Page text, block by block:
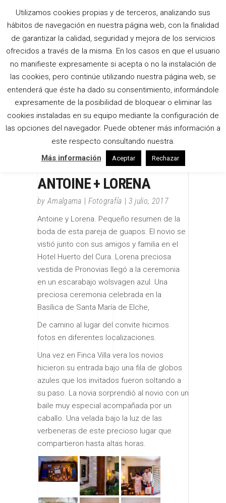
ANTOINE + LORENA
byAmalgama Fotografía 3 julio, 2017
Antoine y Lorena. Pequeño resumen de la
boda de esta pareja de guapos. El novio se
vistió junto con sus amigos y familia en el
Hotel Huerto del Cura. Lorena preciosa
vestida de Pronovias llegó a la ceremonia
en un escarabajo wolsvagen azul. Una
preciosa ceremonia celebrada en la
Basílica de Santa María de Elche,
De camino al lugar del convite hicimos
fotos en diferentes localizaciones.
Una vez en Finca Villa vera los novios
hicieron su entrada bajo una fila de globos
azules que los invitados fueron soltando a
su paso. La novia sorprendió al novio con un
baile muy especial acompañada por un
caballo. Una velada bajo la luz de las
verbeneras de este precioso lugar que
compartieron hasta altas horas.
Utilizamos cookies propias y de terceros, analizando sus
hábitos de navegación en nuestra página web, con la finalidad
de garantizar la calidad, seguridad y mejora de los servicios
ofrecidos a través de la misma. En los casos en que el usuario
no manifieste expresamente si acepta o no la instalación de
las cookies, pero continúe utilizando nuestra página web, se
entenderá que éste ha dado su consentimiento, informándole
expresamente de la posibilidad de bloquear o eliminar las
cookies instaladas en su equipo mediante la configuración de
las opciones del navegador. Puede obtener más información a
este respecto consultando nuestra.
Más información
Aceptar Rechazar